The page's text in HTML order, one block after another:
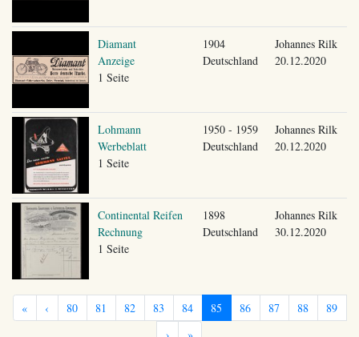
Diamant
Anzeige
1 Seite
1904
Deutschland
Johannes Rilk
20.12.2020
Lohmann
Werbeblatt
1 Seite
1950 - 1959
Deutschland
Johannes Rilk
20.12.2020
Continental Reifen
Rechnung
1 Seite
1898
Deutschland
Johannes Rilk
30.12.2020
« ‹ 80 81 82 83 84 85 86 87 88
89
›
»